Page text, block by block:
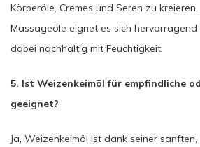
Körperöle, Cremes und Seren zu
Massageöle eignet es sich
dabei nachhaltig mit Feuchtigkeit.
5. Ist Weizenkeimöl für empfindliche
geeignet?
Ja, Weizenkeimöl ist dank seiner